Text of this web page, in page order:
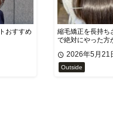
おすすめ
縮毛矯正を長持ち
で絶対にやった方
2026年5月21
Outside